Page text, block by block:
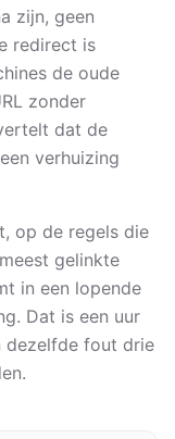
zijn, geen
redirect is
de oude
zonder
dat de
verhuizing
op de regels die
gelinkte
in een lopende
Dat is een uur
dezelfde fout drie